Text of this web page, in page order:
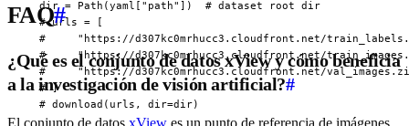
  dir = Path(yaml["path"])  # dataset root dir
  # urls = [
#     "https://d307kc0mrhucc3.cloudfront.net/
#     "https://d307kc0mrhucc3.cloudfront.net/
#     "https://d307kc0mrhucc3.cloudfront.net/
  # ]
  # download(urls, dir=dir)
FAQ#
¿Qué es el conjunto de datos xView y cómo beneficia
a la investigación de visión artificial?#
El conjunto de datos xView es un punto de referencia de imágenes